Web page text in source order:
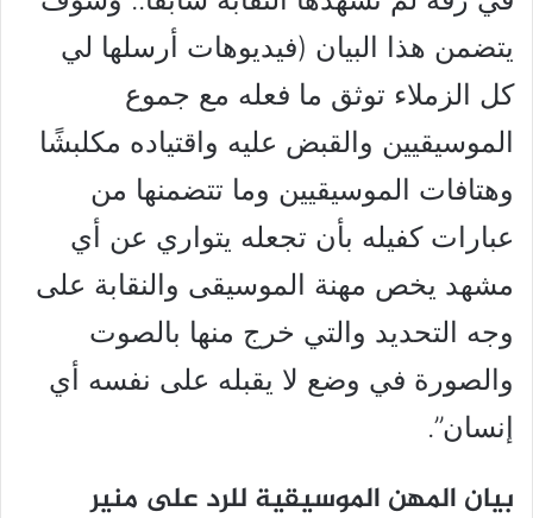
يتضمن هذا البيان (فيديوهات أرسلها لي
كل الزملاء توثق ما فعله مع جموع
الموسيقيين والقبض عليه واقتياده مكلبشًا
وهتافات الموسيقيين وما تتضمنها من
عبارات كفيله بأن تجعله يتواري عن أي
مشهد يخص مهنة الموسيقى والنقابة على
وجه التحديد والتي خرج منها بالصوت
والصورة في وضع لا يقبله على نفسه أي
إنسان”.
بيان المهن الموسيقية للرد على منير